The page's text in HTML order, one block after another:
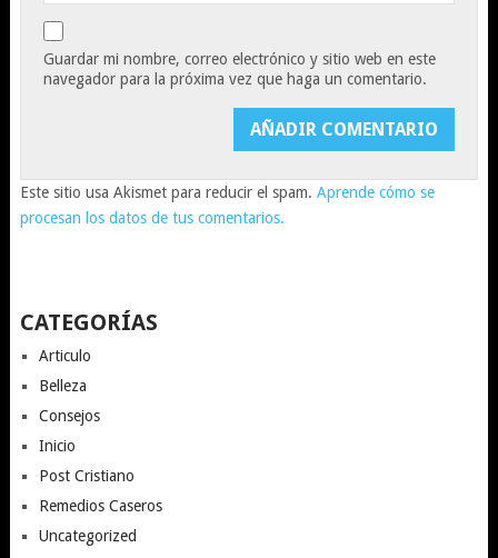
Guardar mi nombre, correo electrónico y sitio web en este
navegador para la próxima vez que haga un comentario.
Este sitio usa Akismet para reducir el spam. Aprende cómo se
procesan los datos de tus comentarios.
CATEGORÍAS
Articulo
Belleza
Consejos
Inicio
Post Cristiano
Remedios Caseros
Uncategorized